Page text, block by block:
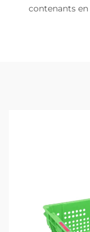
contenants